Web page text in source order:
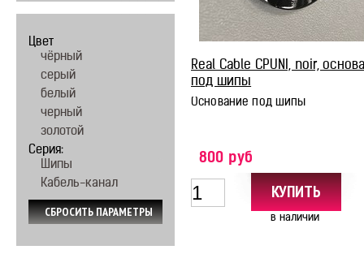
Real Cable CPUNI, noir,
под шипы
Основание под шипы
800 руб
в наличии
Цвет
чёрный
серый
белый
черный
золотой
Серия:
Шипы
Кабель-канал